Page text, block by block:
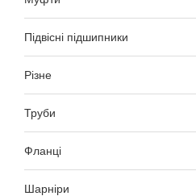
Підвісні підшипники
Різне
Труби
Фланці
Шарніри